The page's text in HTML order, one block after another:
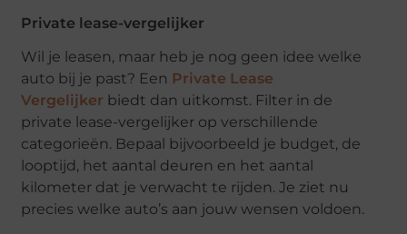
Private lease-vergelijker
Wil je leasen, maar heb je nog geen idee welke
auto bij je past? Een Private Lease
Vergelijker biedt dan uitkomst. Filter in de
private lease-vergelijker op verschillende
categorieën. Bepaal bijvoorbeeld je budget, de
looptijd, het aantal deuren en het aantal
kilometer dat je verwacht te rijden. Je ziet nu
precies welke auto’s aan jouw wensen voldoen.